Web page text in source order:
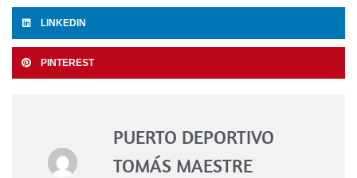
LINKEDIN
PINTEREST
PUERTO DEPORTIVO
TOMÁS MAESTRE